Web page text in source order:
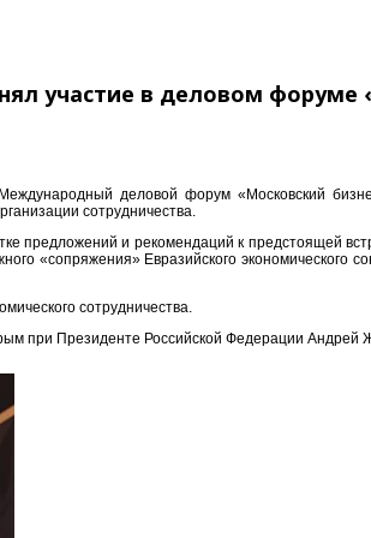
участие в деловом форуме
деловой форум «Московский
сотрудничества.
и рекомендаций к предстоящей
«сопряжения» Евразийского экономического
сотрудничества.
при Президенте Российской Федерации Андрей